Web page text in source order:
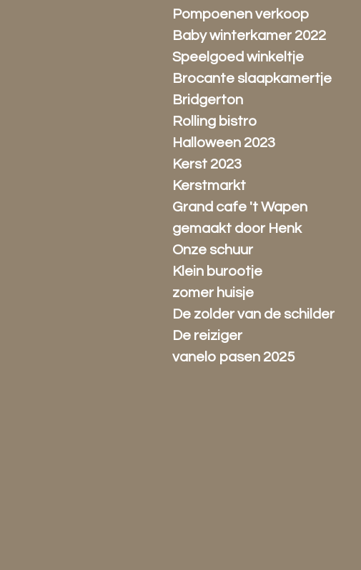
Pompoenen verkoop
Baby winterkamer 2022
Speelgoed winkeltje
Brocante slaapkamertje
Bridgerton
Rolling bistro
Halloween 2023
Kerst 2023
Kerstmarkt
Grand cafe 't Wapen
gemaakt door Henk
Onze schuur
Klein burootje
zomer huisje
De zolder van de schilder
De reiziger
vanelo pasen 2025